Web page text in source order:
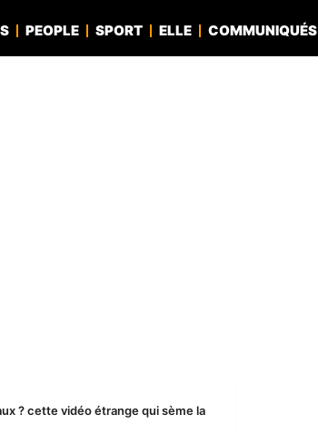
PEOPLE SPORT ELLE COMMUNIQUÉS
? cette vidéo étrange qui sème la